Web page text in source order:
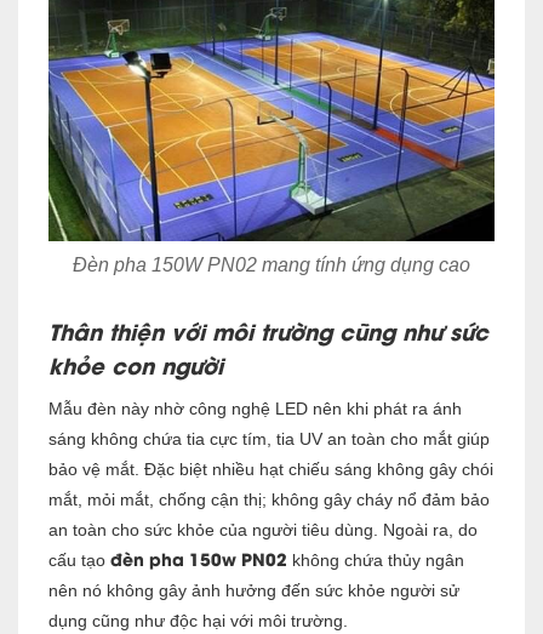
Đèn pha 150W PN02 mang tính ứng dụng cao
Thân thiện với môi trường cũng như sức
khỏe con người
Mẫu đèn này nhờ công nghệ LED nên khi phát ra ánh
sáng không chứa tia cực tím, tia UV an toàn cho mắt giúp
bảo vệ mắt. Đặc biệt nhiều hạt chiếu sáng không gây chói
mắt, mỏi mắt, chống cận thị; không gây cháy nổ đảm bảo
an toàn cho sức khỏe của người tiêu dùng. Ngoài ra, do
cấu tạo đèn pha 150w PN02 không chứa thủy ngân
nên nó không gây ảnh hưởng đến sức khỏe người sử
dụng cũng như độc hại với môi trường.